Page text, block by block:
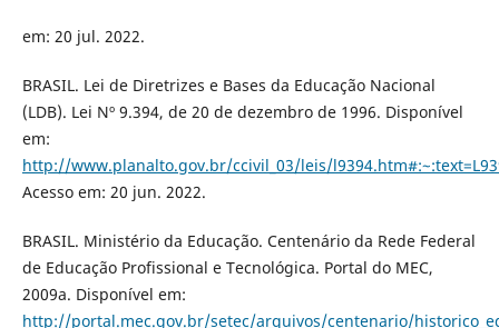
em: 20 jul. 2022.
BRASIL. Lei de Diretrizes e Bases da Educação Nacional
(LDB). Lei Nº 9.394, de 20 de dezembro de 1996. Disponível
em:
http://www.planalto.gov.br/ccivil_03/leis/
Acesso em: 20 jun. 2022.
BRASIL. Ministério da Educação. Centenário da Rede Federal
de Educação Profissional e Tecnológica. Portal do MEC,
2009a. Disponível em:
http://portal.mec.gov.br/setec/arquivos/centenario/